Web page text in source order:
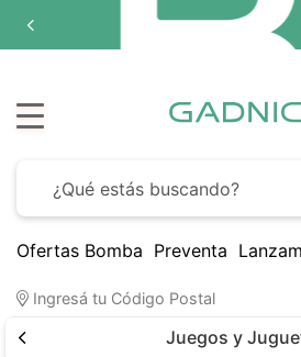
Ofertas Bomba Preventa
Ingresá tu Código Postal
Juegos y